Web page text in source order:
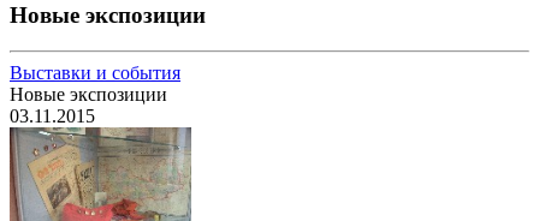
Новые экспозиции
Выставки и события
Новые экспозиции
03.11.2015